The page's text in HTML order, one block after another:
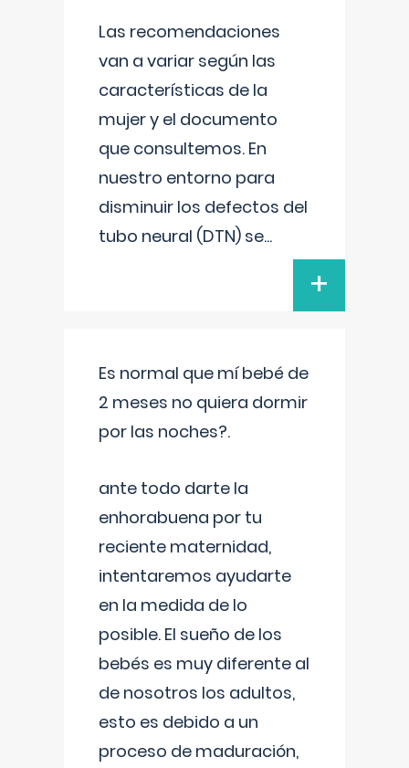
Las recomendaciones
van a variar según las
características de la
mujer y el documento
que consultemos. En
nuestro entorno para
disminuir los defectos del
tubo neural (DTN) se...
+
Es normal que mí bebé de
2 meses no quiera dormir
por las noches?.
ante todo darte la
enhorabuena por tu
reciente maternidad,
intentaremos ayudarte
en la medida de lo
posible. El sueño de los
bebés es muy diferente al
de nosotros los adultos,
esto es debido a un
proceso de maduración,